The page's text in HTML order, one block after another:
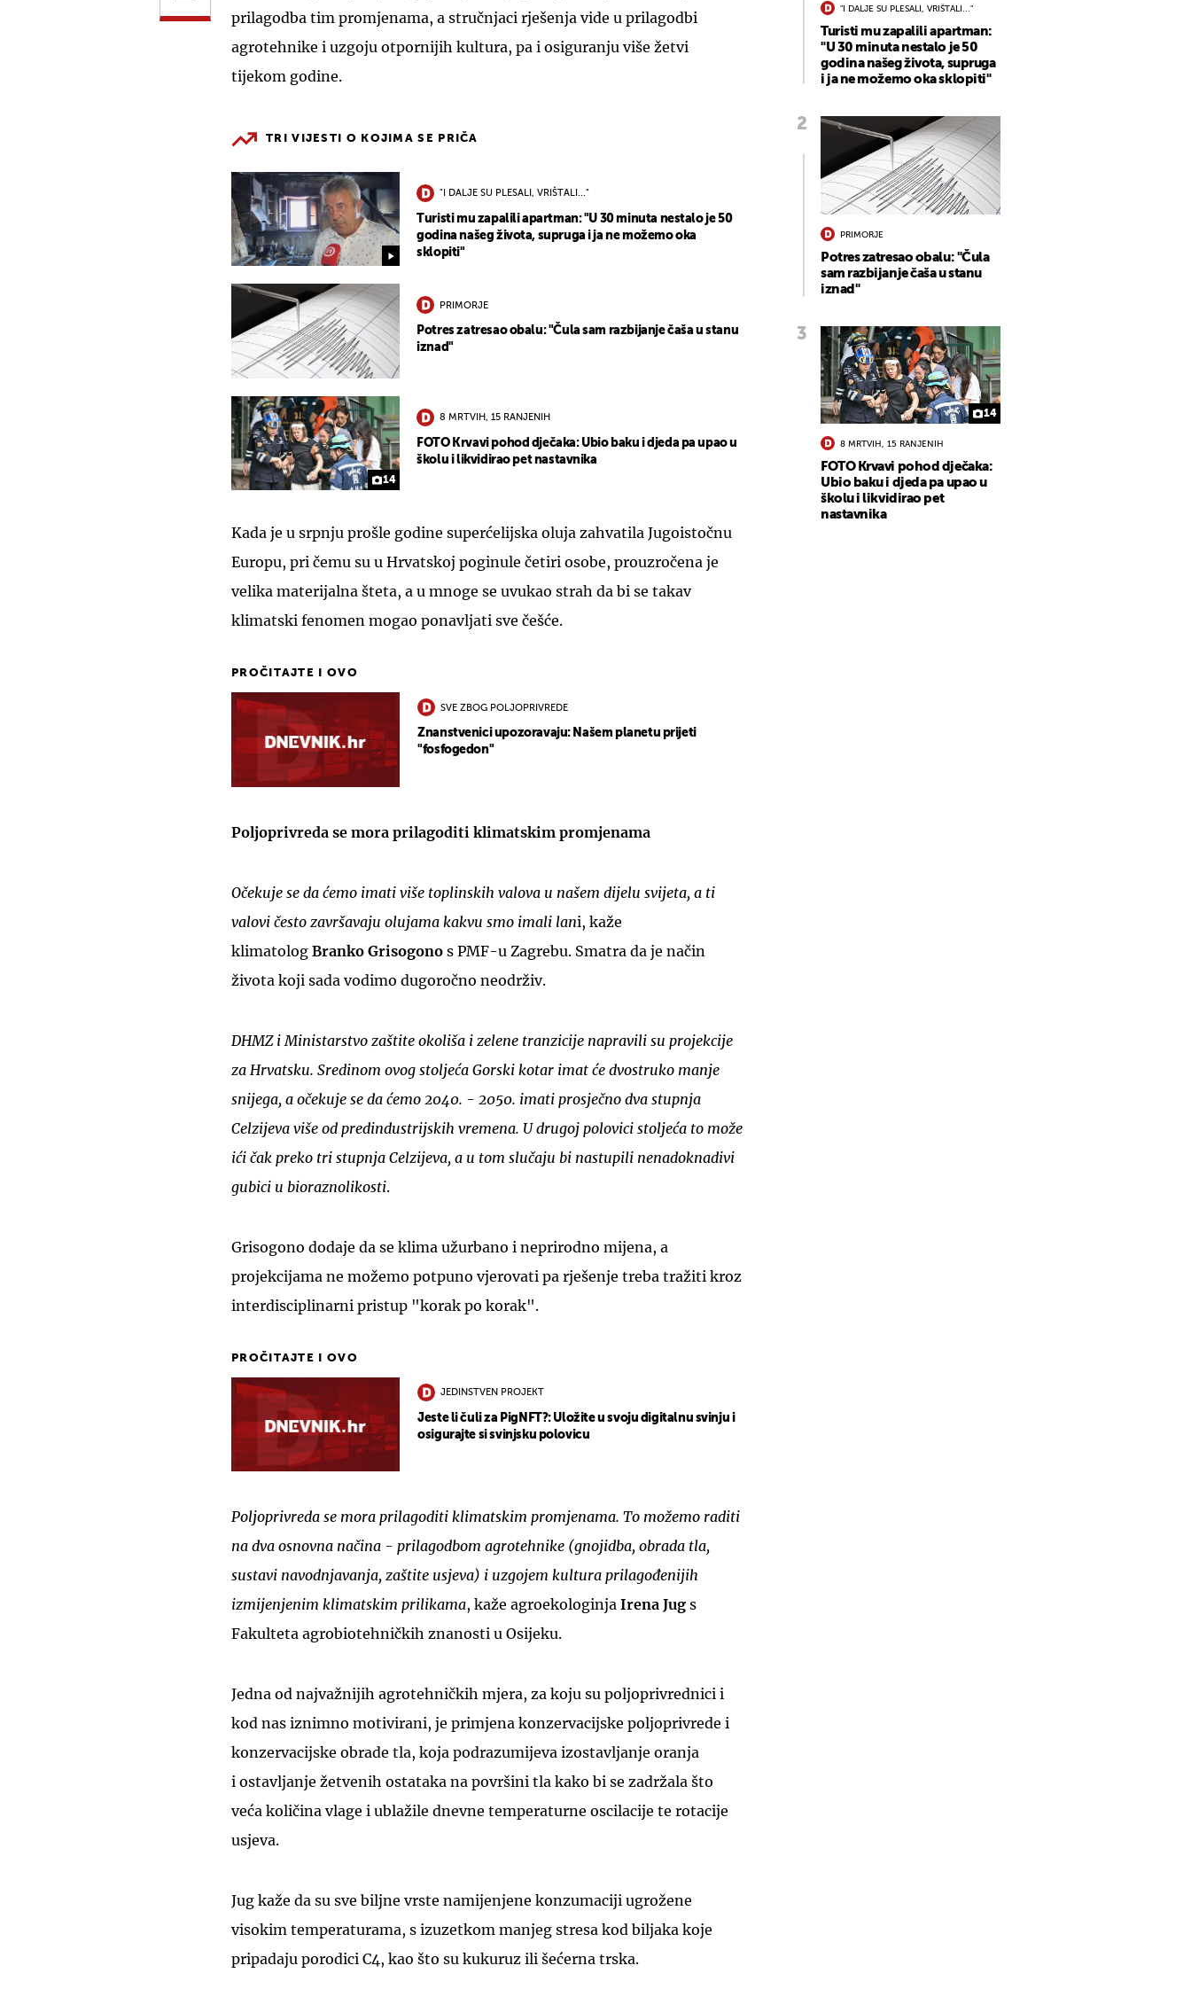
prilagodba tim promjenama, a stručnjaci rješenja vide u prilagodbi
agrotehnike i uzgoju otpornijih kultura, pa i osiguranju više žetvi
tijekom godine.
TRI VIJESTI O KOJIMA SE PRIČA
"I DALJE SU PLESALI, VRIŠTALI..."
Turisti mu zapalili apartman: "U 30 minuta nestalo je 50
godina našeg života, supruga i ja ne možemo oka
sklopiti"
PRIMORJE
Potres zatresao obalu: "Čula sam razbijanje čaša u stanu
iznad"
14
8 MRTVIH, 15 RANJENIH
FOTO Krvavi pohod dječaka: Ubio baku i djeda pa upao u
školu i likvidirao pet nastavnika
Kada je u srpnju prošle godine superćelijska oluja zahvatila Jugoistočnu
Europu, pri čemu su u Hrvatskoj poginule četiri osobe, prouzročena je
velika materijalna šteta, a u mnoge se uvukao strah da bi se takav
klimatski fenomen mogao ponavljati sve češće.
PROČITAJTE I OVO
SVE ZBOG POLJOPRIVREDE
Znanstvenici upozoravaju: Našem planetu prijeti
"fosfogedon"
Poljoprivreda se mora prilagoditi klimatskim promjenama
Očekuje se da ćemo imati više toplinskih valova u našem dijelu svijeta, a ti
valovi često završavaju olujama kakvu smo imali lani, kaže
klimatolog Branko Grisogono s PMF-u Zagrebu. Smatra da je način
života koji sada vodimo dugoročno neodrživ.
DHMZ i Ministarstvo zaštite okoliša i zelene tranzicije napravili su projekcije
za Hrvatsku. Sredinom ovog stoljeća Gorski kotar imat će dvostruko manje
snijega, a očekuje se da ćemo 2040. - 2050. imati prosječno dva stupnja
Celzijeva više od predindustrijskih vremena. U drugoj polovici stoljeća to može
ići čak preko tri stupnja Celzijeva, a u tom slučaju bi nastupili nenadoknadivi
gubici u bioraznolikosti.
Grisogono dodaje da se klima užurbano i neprirodno mijena, a
projekcijama ne možemo potpuno vjerovati pa rješenje treba tražiti kroz
interdisciplinarni pristup "korak po korak".
PROČITAJTE I OVO
JEDINSTVEN PROJEKT
Jeste li čuli za PigNFT?: Uložite u svoju digitalnu svinju i
osigurajte si svinjsku polovicu
Poljoprivreda se mora prilagoditi klimatskim promjenama. To možemo raditi
na dva osnovna načina - prilagodbom agrotehnike (gnojidba, obrada tla,
sustavi navodnjavanja, zaštite usjeva) i uzgojem kultura prilagođenijih
izmijenjenim klimatskim prilikama, kaže agroekologinja Irena Jug s
Fakulteta agrobiotehničkih znanosti u Osijeku.
Jedna od najvažnijih agrotehničkih mjera, za koju su poljoprivrednici i
kod nas iznimno motivirani, je primjena konzervacijske poljoprivrede i
konzervacijske obrade tla, koja podrazumijeva izostavljanje oranja
i ostavljanje žetvenih ostataka na površini tla kako bi se zadržala što
veća količina vlage i ublažile dnevne temperaturne oscilacije te rotacije
usjeva.
Jug kaže da su sve biljne vrste namijenjene konzumaciji ugrožene
visokim temperaturama, s izuzetkom manjeg stresa kod biljaka koje
pripadaju porodici C4, kao što su kukuruz ili šećerna trska.
"I DALJE SU PLESALI, VRIŠTALI..."
Turisti mu zapalili apartman:
"U 30 minuta nestalo je 50
godina našeg života, supruga
i ja ne možemo oka sklopiti"
PRIMORJE
Potres zatresao obalu: "Čula
sam razbijanje čaša u stanu
iznad"
14
8 MRTVIH, 15 RANJENIH
FOTO Krvavi pohod dječaka:
Ubio baku i djeda pa upao u
školu i likvidirao pet
nastavnika
UKLJUČITE NOTIFIKACIJE